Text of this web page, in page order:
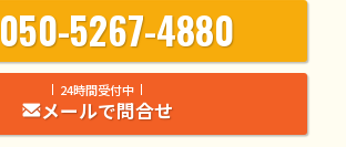
050-5267-4880
24時間受付中
メールで問合せ